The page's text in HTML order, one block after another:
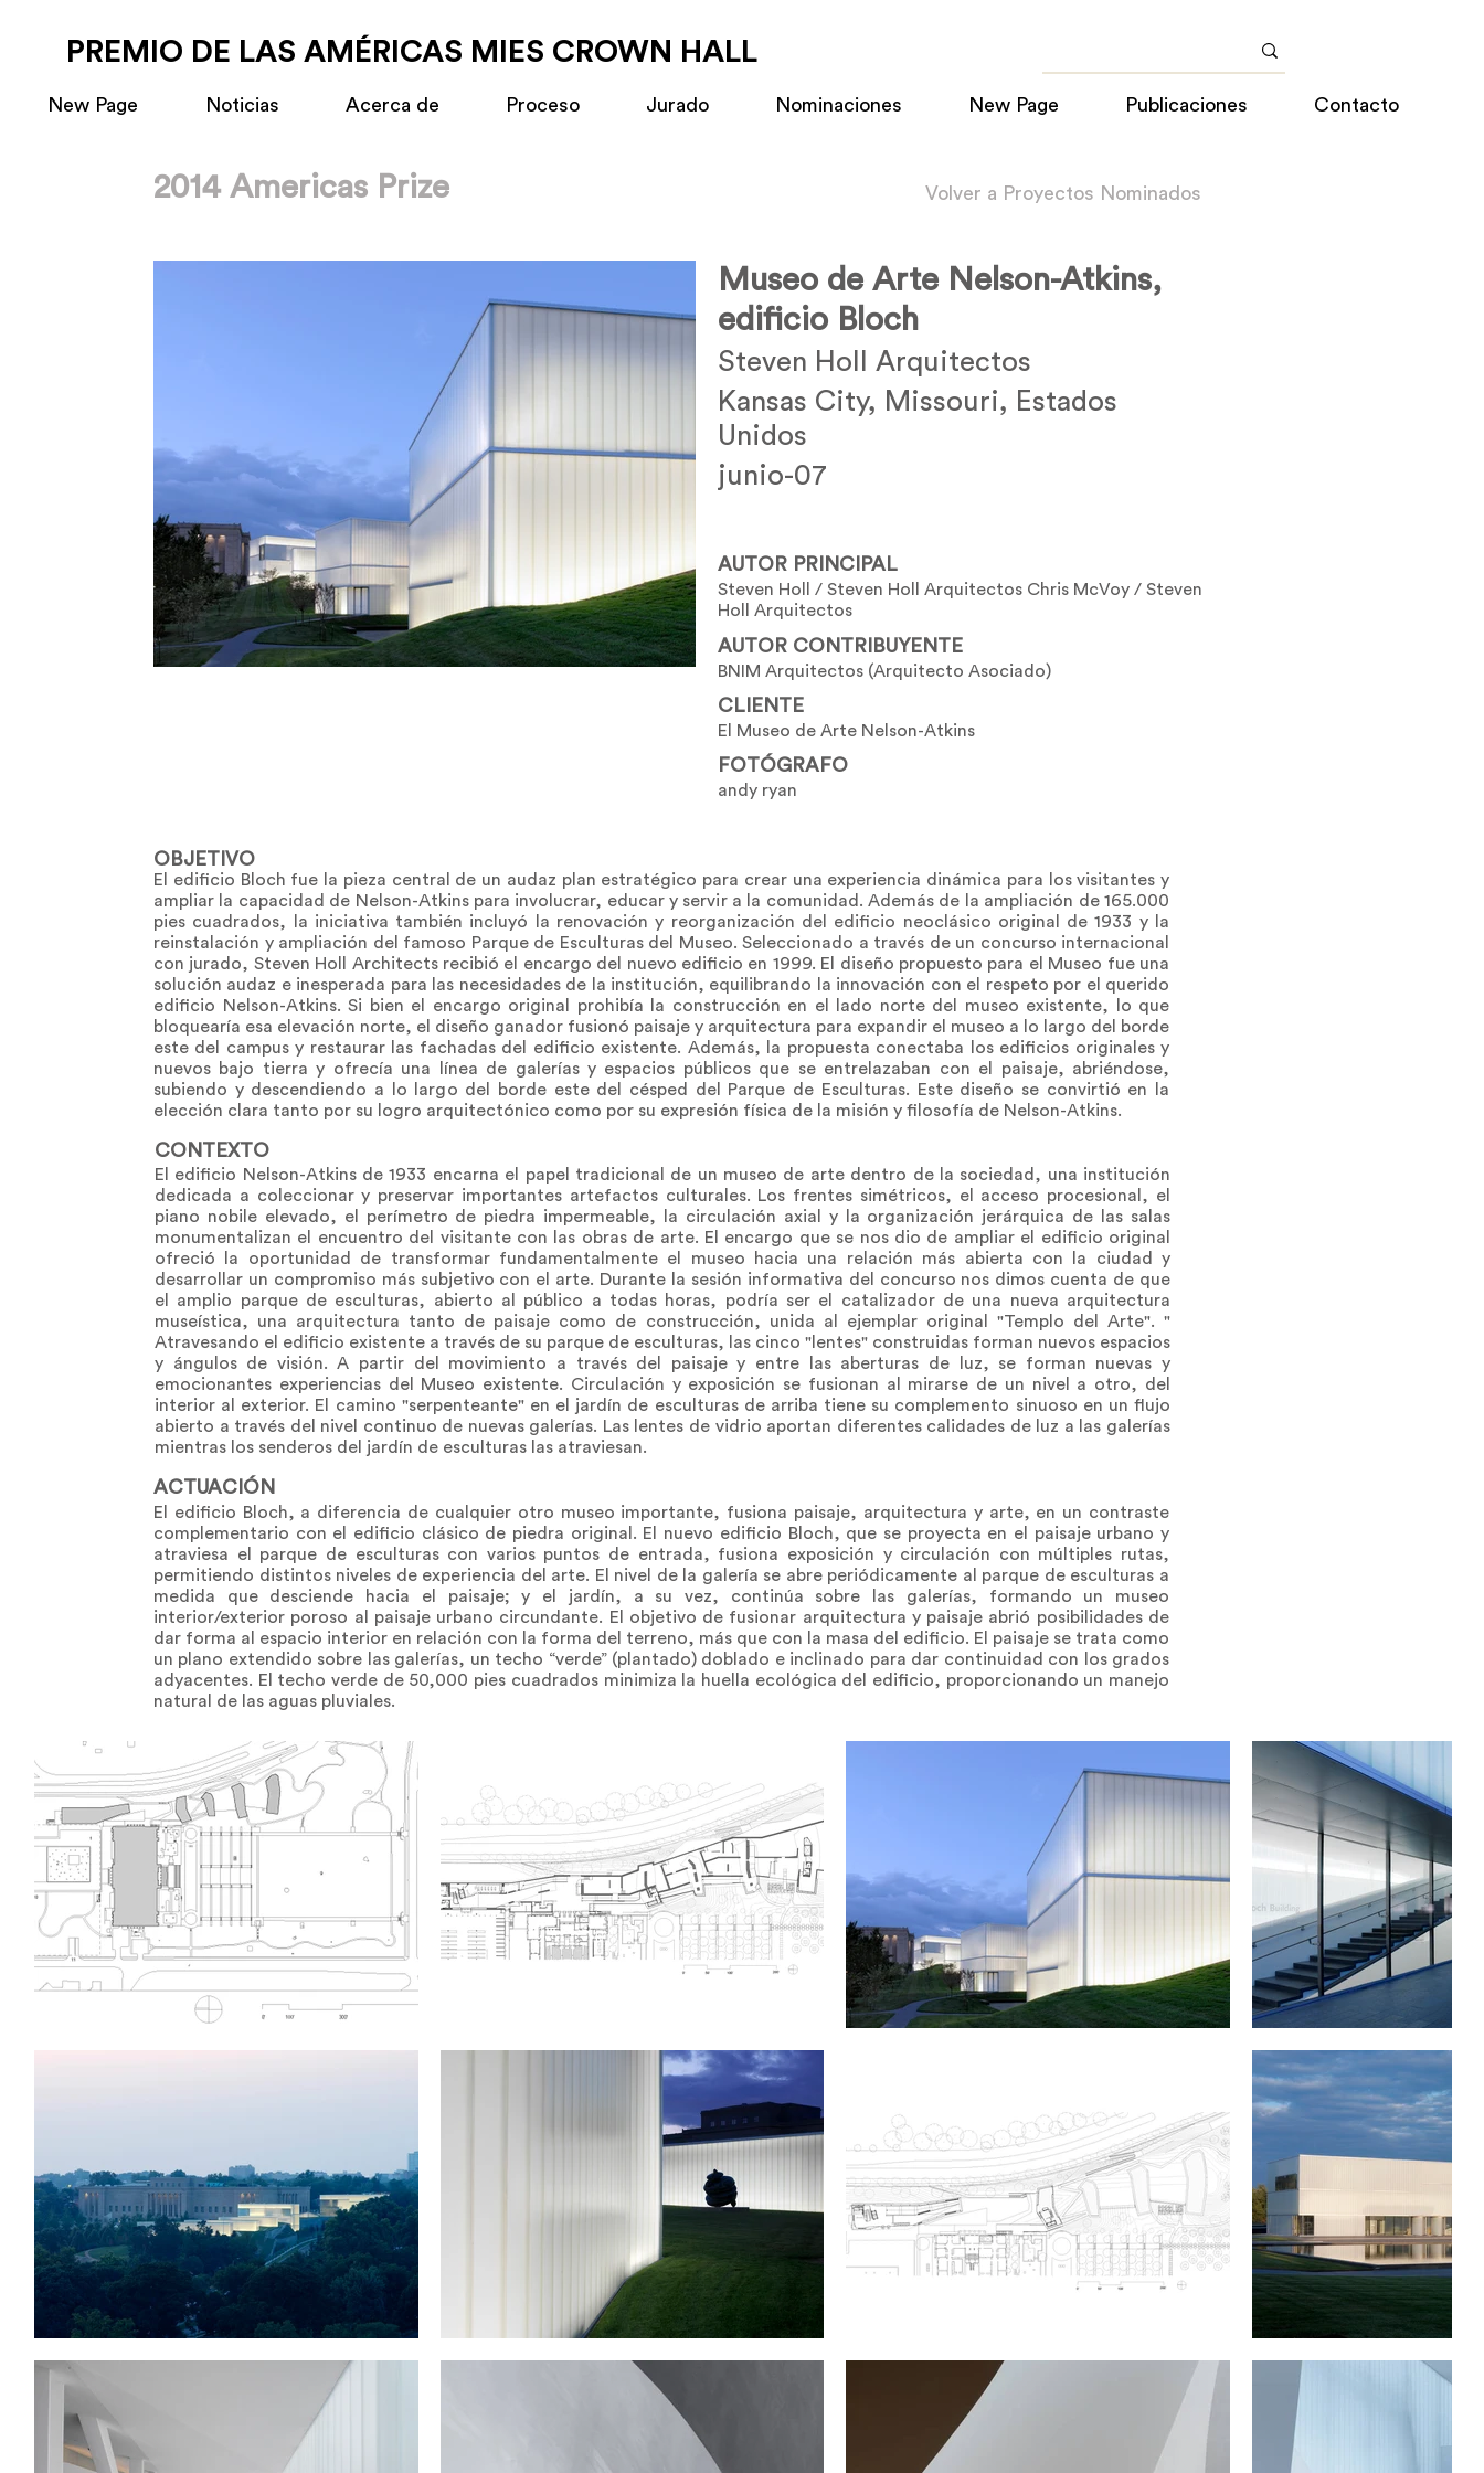
PREMIO DE LAS AMÉRICAS MIES CROWN HALL
New Page Noticias Acerca de Proceso Jurado Nominaciones New Page Publicaciones Contacto
2014 Americas Prize Volver a Proyectos Nominados
Museo de Arte Nelson-Atkins,
edificio Bloch
Steven Holl Arquitectos
Kansas City, Missouri, Estados
Unidos
junio-07
AUTOR PRINCIPAL
Steven Holl / Steven Holl Arquitectos Chris McVoy / Steven
Holl Arquitectos
AUTOR CONTRIBUYENTE
BNIM Arquitectos (Arquitecto Asociado)
CLIENTE
El Museo de Arte Nelson-Atkins
FOTÓGRAFO
andy ryan
OBJETIVO
El edificio Bloch fue la pieza central de un audaz plan estratégico para crear una experiencia dinámica para los visitantes y
ampliar la capacidad de Nelson-Atkins para involucrar, educar y servir a la comunidad. Además de la ampliación de 165.000
pies cuadrados, la iniciativa también incluyó la renovación y reorganización del edificio neoclásico original de 1933 y la
reinstalación y ampliación del famoso Parque de Esculturas del Museo. Seleccionado a través de un concurso internacional
con jurado, Steven Holl Architects recibió el encargo del nuevo edificio en 1999. El diseño propuesto para el Museo fue una
solución audaz e inesperada para las necesidades de la institución, equilibrando la innovación con el respeto por el querido
edificio Nelson-Atkins. Si bien el encargo original prohibía la construcción en el lado norte del museo existente, lo que
bloquearía esa elevación norte, el diseño ganador fusionó paisaje y arquitectura para expandir el museo a lo largo del borde
este del campus y restaurar las fachadas del edificio existente. Además, la propuesta conectaba los edificios originales y
nuevos bajo tierra y ofrecía una línea de galerías y espacios públicos que se entrelazaban con el paisaje, abriéndose,
subiendo y descendiendo a lo largo del borde este del césped del Parque de Esculturas. Este diseño se convirtió en la
elección clara tanto por su logro arquitectónico como por su expresión física de la misión y filosofía de Nelson-Atkins.
CONTEXTO
El edificio Nelson-Atkins de 1933 encarna el papel tradicional de un museo de arte dentro de la sociedad, una institución
dedicada a coleccionar y preservar importantes artefactos culturales. Los frentes simétricos, el acceso procesional, el
piano nobile elevado, el perímetro de piedra impermeable, la circulación axial y la organización jerárquica de las salas
monumentalizan el encuentro del visitante con las obras de arte. El encargo que se nos dio de ampliar el edificio original
ofreció la oportunidad de transformar fundamentalmente el museo hacia una relación más abierta con la ciudad y
desarrollar un compromiso más subjetivo con el arte. Durante la sesión informativa del concurso nos dimos cuenta de que
el amplio parque de esculturas, abierto al público a todas horas, podría ser el catalizador de una nueva arquitectura
museística, una arquitectura tanto de paisaje como de construcción, unida al ejemplar original "Templo del Arte". "
Atravesando el edificio existente a través de su parque de esculturas, las cinco "lentes" construidas forman nuevos espacios
y ángulos de visión. A partir del movimiento a través del paisaje y entre las aberturas de luz, se forman nuevas y
emocionantes experiencias del Museo existente. Circulación y exposición se fusionan al mirarse de un nivel a otro, del
interior al exterior. El camino "serpenteante" en el jardín de esculturas de arriba tiene su complemento sinuoso en un flujo
abierto a través del nivel continuo de nuevas galerías. Las lentes de vidrio aportan diferentes calidades de luz a las galerías
mientras los senderos del jardín de esculturas las atraviesan.
ACTUACIÓN
El edificio Bloch, a diferencia de cualquier otro museo importante, fusiona paisaje, arquitectura y arte, en un contraste
complementario con el edificio clásico de piedra original. El nuevo edificio Bloch, que se proyecta en el paisaje urbano y
atraviesa el parque de esculturas con varios puntos de entrada, fusiona exposición y circulación con múltiples rutas,
permitiendo distintos niveles de experiencia del arte. El nivel de la galería se abre periódicamente al parque de esculturas a
medida que desciende hacia el paisaje; y el jardín, a su vez, continúa sobre las galerías, formando un museo
interior/exterior poroso al paisaje urbano circundante. El objetivo de fusionar arquitectura y paisaje abrió posibilidades de
dar forma al espacio interior en relación con la forma del terreno, más que con la masa del edificio. El paisaje se trata como
un plano extendido sobre las galerías, un techo “verde” (plantado) doblado e inclinado para dar continuidad con los grados
adyacentes. El techo verde de 50,000 pies cuadrados minimiza la huella ecológica del edificio, proporcionando un manejo
natural de las aguas pluviales.